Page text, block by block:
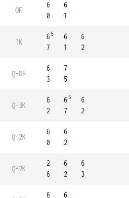
OF
6
0
6
1
1K
6 5
7
6
1
6
2
Q-OF
6
3
7
5
Q-3K
6
2
6 5
7
6
2
Q-2K
6
0
6
2
Q-2K
2
6
6
2
6
3
6
6